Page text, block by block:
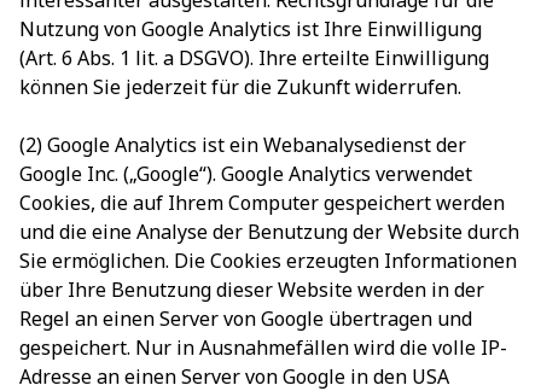
Nutzung von Google Analytics ist Ihre Einwilligung
(Art. 6 Abs. 1 lit. a DSGVO). Ihre erteilte Einwilligung
können Sie jederzeit für die Zukunft widerrufen.
(2) Google Analytics ist ein Webanalysedienst der
Google Inc. („Google“). Google Analytics verwendet
Cookies, die auf Ihrem Computer gespeichert werden
und die eine Analyse der Benutzung der Website durch
Sie ermöglichen. Die Cookies erzeugten Informationen
über Ihre Benutzung dieser Website werden in der
Regel an einen Server von Google übertragen und
gespeichert. Nur in Ausnahmefällen wird die volle IP-
Adresse an einen Server von Google in den USA